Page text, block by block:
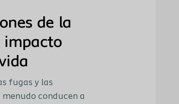
de la
impacto
fugas y las
conducen a